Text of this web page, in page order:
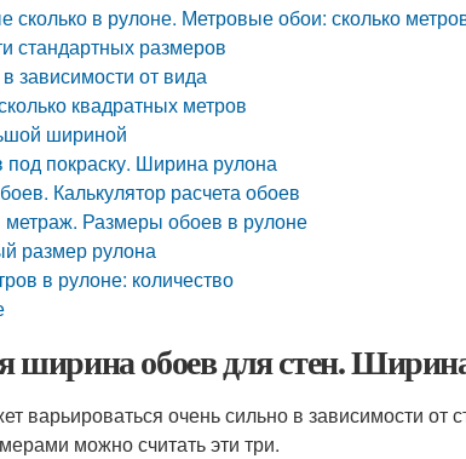
сколько в рулоне. Метровые обои: сколько
стандартных размеров
зависимости от вида
квадратных метров
шириной
покраску. Ширина рулона
Калькулятор расчета обоев
Размеры обоев в рулоне
размер рулона
в рулоне: количество
ширина обоев для стен.
варьироваться очень сильно в зависимости от
можно считать эти три.